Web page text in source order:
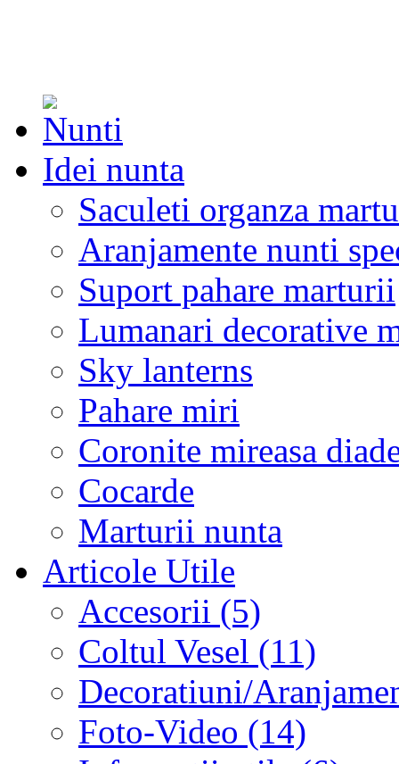
Idei nunta
Saculeti organza
Aranjamente nunti
Suport pahare marturii
Lumanari decorative
Sky lanterns
Pahare miri
Coronite mireasa
Cocarde
Marturii nunta
Articole Utile
Accesorii (5)
Coltul Vesel (11)
Decoratiuni/
Foto-Video (14)